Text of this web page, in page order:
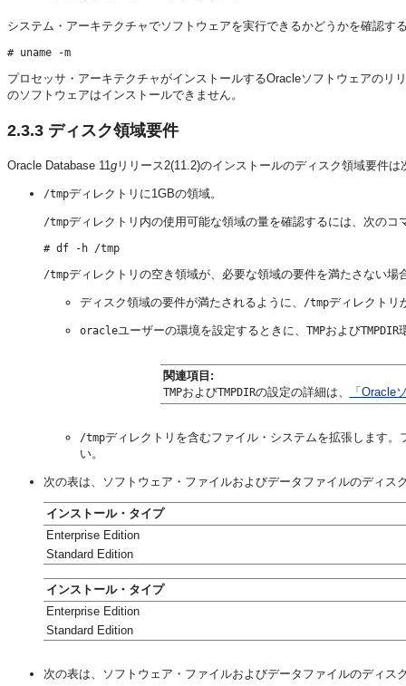
システム・アーキテクチャでソフトウェアを実行できるかどうかを確認す
プロセッサ・アーキテクチャがインストールするOracleソフトウェアの
のソフトウェアはインストールできません。
2.3.3 ディスク領域要件
Oracle Database 11g リリース2(11.2)のインストールのディスク領域要件は
/tmpディレクトリに1GBの領域。
/tmpディレクトリ内の使用可能な領域の量を確認するには、次のコ
/tmpディレクトリの空き領域が、必要な領域の要件を満たさない場
ディスク領域の要件が満たされるように、 /tmpディレクトリ
oracleユーザーの環境を設定するときに、 TMPおよびTMPDIR
関連項目:
TMPおよびTMPDIRの設定の詳細は、 「Oracle
/tmpディレクトリを含むファイル・システムを拡張します
い。
次の表は、ソフトウェア・ファイルおよびデータファイルのディ
インストール・タイプ
Enterprise Edition
Standard Edition
インストール・タイプ
Enterprise Edition
Standard Edition
次の表は、ソフトウェア・ファイルおよびデータファイルのディ